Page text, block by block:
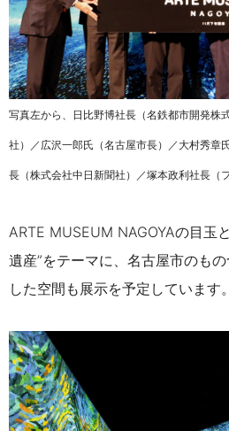
写真左から、日比野博社長（名鉄都市開発株
社）／広沢一郎氏（名古屋市長）／大村秀章
長（株式会社中日新聞社）／塚本政利社長（
ARTE MUSEUM NAGOYAの目玉
遺産”をテーマに、名古屋市のも
した空間も展示を予定しています。